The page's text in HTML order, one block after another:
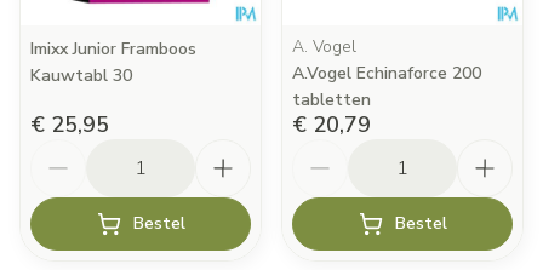
Imixx Junior Framboos
Kauwtabl 30
€ 25,95
Bestel
A. Vogel
A.Vogel Echinaforce 200
tabletten
€ 20,79
Bestel